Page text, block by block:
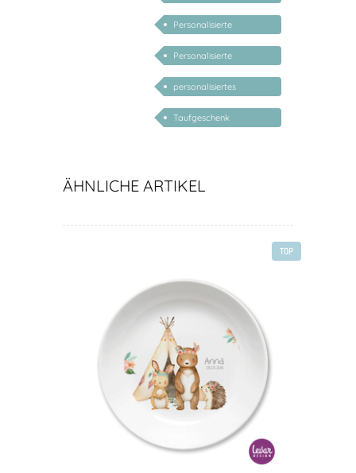
personalisiert
Personalisierte
Babygeschenke
Personalisierte
Geschenke zur Geburt
personalisiertes
Geschenk Baby
Taufgeschenk
ÄHNLICHE ARTIKEL
TOP